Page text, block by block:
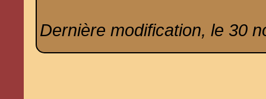
Dernière modification, le 30